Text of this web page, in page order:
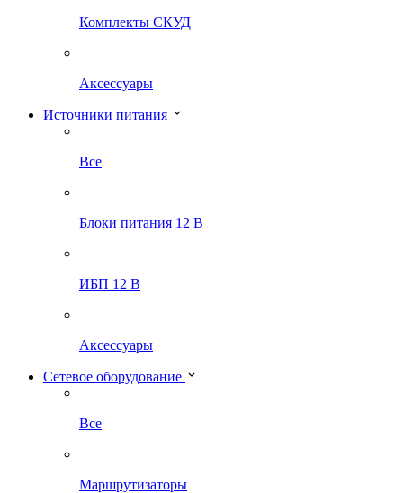
Комплекты СКУД
Аксессуары
Источники питания
Все
Блоки питания 12 В
ИБП 12 В
Аксессуары
Сетевое оборудование
Все
Маршрутизаторы